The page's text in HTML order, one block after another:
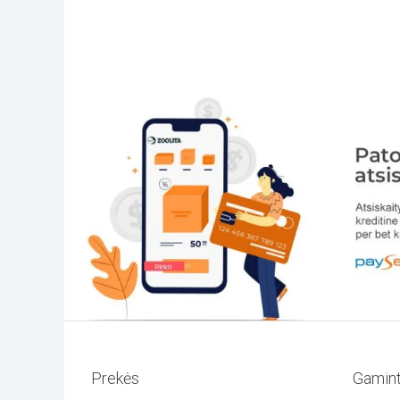
The
options
may
be
chosen
Prekės